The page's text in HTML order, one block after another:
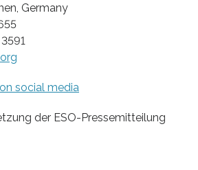
Germany
social media
der ESO-Pressemitteilung